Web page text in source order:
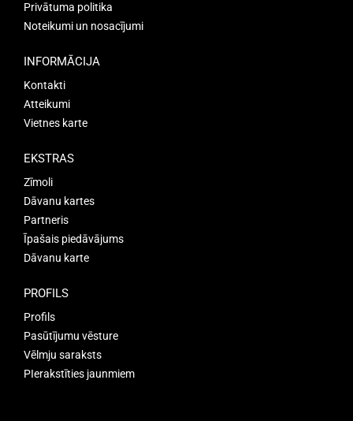
Privātuma politika
Noteikumi un nosacījumi
INFORMĀCIJA
Kontakti
Atteikumi
Vietnes karte
EKSTRAS
Zīmoli
Dāvanu kartes
Partneris
Īpašais piedāvājums
Dāvanu karte
PROFILS
Profils
Pasūtījumu vēsture
Vēlmju saraksts
PIerakstīties jaunmiem